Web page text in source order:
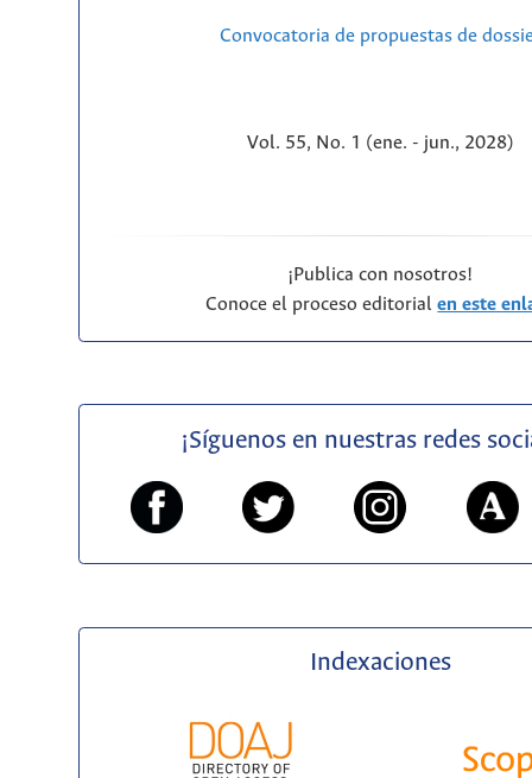
Convocatoria de propuestas de
Vol. 55, No. 1 (ene. - jun., 2028)
¡Publica con nosotros!
Conoce el proceso editorialen este
¡Síguenos en nuestras redes
Indexaciones